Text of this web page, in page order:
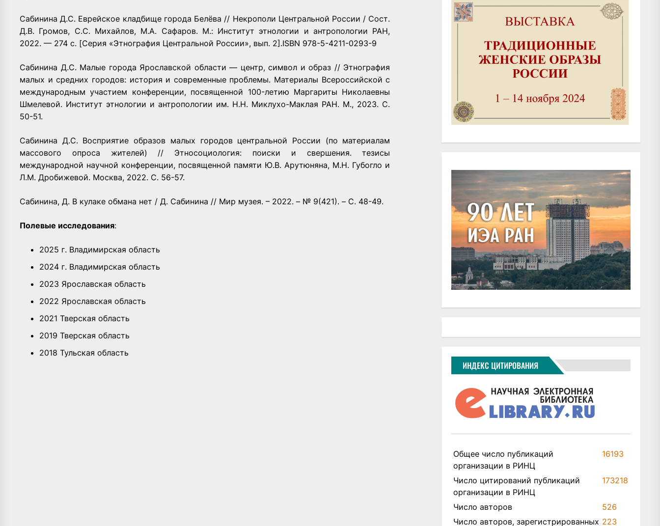
Сабинина Д.С. Еврейское кладбище города Белёва // Некрополи Центральной России / Сост.
Д.В. Громов, С.С. Михайлов, М.А. Сафаров. М.: Институт этнологии и антропологии РАН,
2022. — 274 с. [Серия «Этнография Центральной России», вып. 2].ISВN 978-5-4211-0293-9
Сабинина Д.С. Малые города Ярославской области — центр, символ и образ // Этнография
малых и средних городов: история и современные проблемы. Материалы Всероссийской с
международным участием конференции, посвященной 100-летию Маргариты Николаевны
Шмелевой. Институт этнологии и антропологии им. Н.Н. Миклухо-Маклая РАН. М., 2023. С.
50-51.
Сабинина Д.С. Восприятие образов малых городов центральной России (по материалам
массового опроса жителей) // Этносоциология: поиски и свершения. тезисы
международной научной конференции, посвященной памяти Ю.В. Арутюняна, М.Н. Губогло и
Л.М. Дробижевой. Москва, 2022. С. 56-57.
Сабинина, Д. В кулаке обмана нет / Д. Сабинина // Мир музея. – 2022. – № 9(421). – С. 48-49.
Полевые исследования:
2025 г. Владимирская область
2024 г. Владимирская область
2023 Ярославская область
2022 Ярославская область
2021 Тверская область
2019 Тверская область
2018 Тульская область
ИНДЕКС ЦИТИРОВАНИЯ
Общее число публикаций
организации в РИНЦ
16193
Число цитирований публикаций
организации в РИНЦ
173218
Число авторов
526
Число авторов, зарегистрированных 223